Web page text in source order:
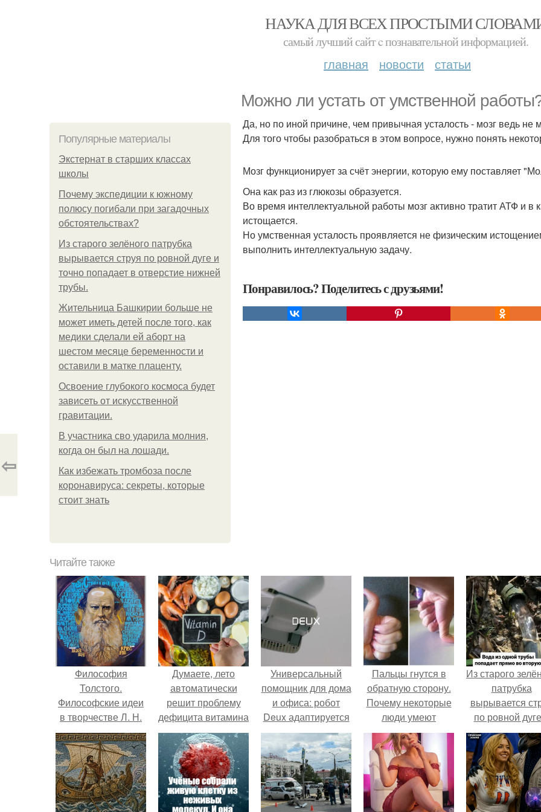
НАУКА ДЛЯ ВСЕХ ПРОСТЫМИ
самый лучший сайт c познавательной информацией.
главная новости статьи
Можно ли устать от умственной
Популярные материалы
Экстернат в старших классах
школы
Почему экспедиции к южному
полюсу погибали при загадочных
обстоятельствах?
Из старого зелёного патрубка
вырывается струя по ровной дуге и
точно попадает в отверстие нижней
трубы.
Жительница Башкирии больше не
может иметь детей после того, как
медики сделали ей аборт на
шестом месяце беременности и
оставили в матке плаценту.
Освоение глубокого космоса будет
зависеть от искусственной
гравитации.
В участника сво ударила молния,
когда он был на лошади.
Как избежать тромбоза после
коронавируса: секреты, которые
стоит знать
Да, но по иной причине, чем привычная усталость - мозг ведь
Для того чтобы разобраться в этом вопросе, нужно понять
Мозг функционирует за счёт энергии, которую ему поставляет
Она как раз из глюкозы образуется.
Во время интеллектуальной работы мозг активно тратит АТФ и в
истощается.
Но умственная усталость проявляется не физическим
выполнить интеллектуальную задачу.
Понравилось? Поделитесь с друзьями!
⇦
Читайте также
Философия
Толстого.
Философские идеи
в творчестве Л. Н.
Толстого.
Думаете, лето
автоматически
решит проблему
дефицита витамина
D?
Универсальный
помощник для дома
и офиса: робот
Deux адаптируется
к разным задачам.
Пальцы гнутся в
обратную сторону.
Почему некоторые
люди умеют
выгибать палец в
обратную сторону?
Из старого
патрубка
вырывается
по ровной
точно
отверстие
трубы.